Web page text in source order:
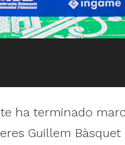
ha terminado
Guillem